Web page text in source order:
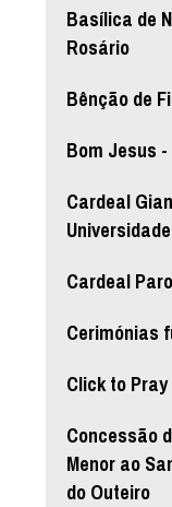
Basílica de
Rosário
Bênção de
Bom Jesus
Cardeal
Cardeal
Cerimónias
Click to Pray
Concessão
Menor ao
do Outeiro